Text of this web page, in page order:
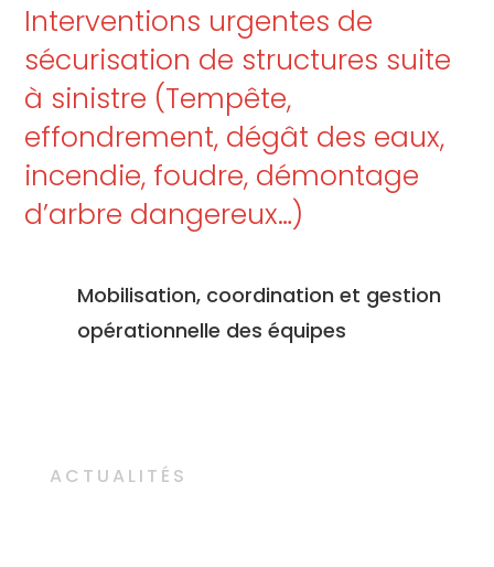
Interventions urgentes de
sécurisation de structures suite
à sinistre (Tempête,
effondrement, dégât des eaux,
incendie, foudre, démontage
d’arbre dangereux…)
Mobilisation, coordination et gestion
opérationnelle des équipes
ACTUALITÉS